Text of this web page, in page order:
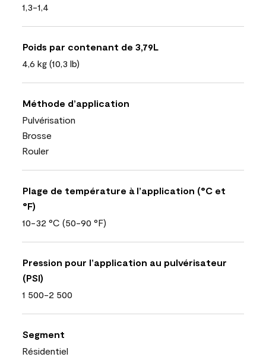
1,3-1,4
Poids par contenant de 3,79L
4,6 kg (10,3 lb)
Méthode d’application
Pulvérisation
Brosse
Rouler
Plage de température à l’application (°C et
°F)
10-32 °C (50-90 °F)
Pression pour l’application au pulvérisateur
(PSI)
1 500-2 500
Segment
Résidentiel